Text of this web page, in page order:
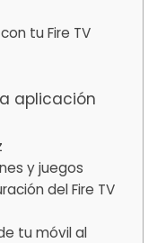
tu Fire TV
aplicación
y juegos
del Fire TV
tu móvil al